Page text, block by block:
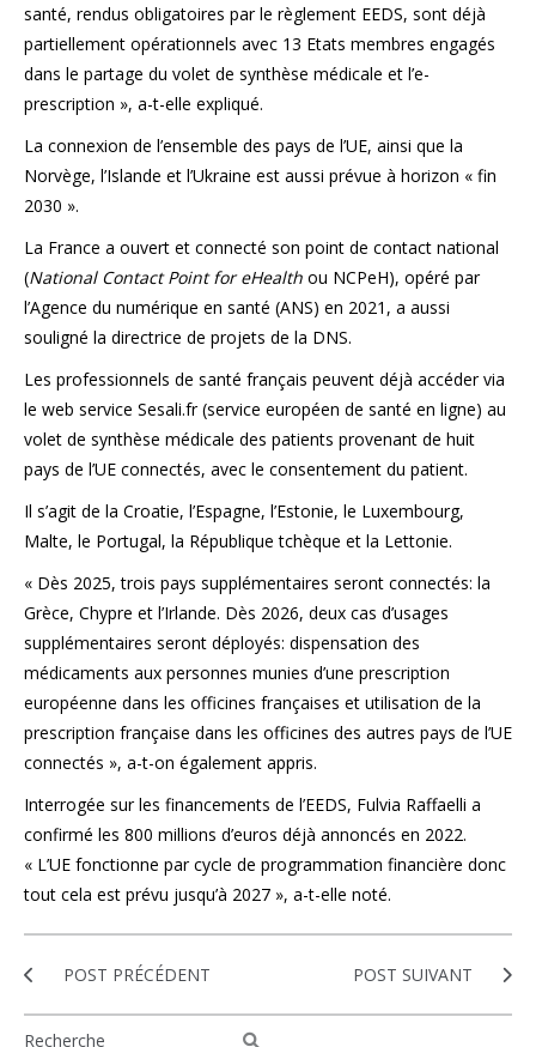
santé, rendus obligatoires par le règlement EEDS, sont déjà
partiellement opérationnels avec 13 Etats membres engagés
dans le partage du volet de synthèse médicale et l’e-
prescription », a-t-elle expliqué.
La connexion de l’ensemble des pays de l’UE, ainsi que la
Norvège, l’Islande et l’Ukraine est aussi prévue à horizon « fin
2030 ».
La France a ouvert et connecté son point de contact national
(National Contact Point for eHealth ou NCPeH), opéré par
l’Agence du numérique en santé (ANS) en 2021, a aussi
souligné la directrice de projets de la DNS.
Les professionnels de santé français peuvent déjà accéder via
le web service Sesali.fr (service européen de santé en ligne) au
volet de synthèse médicale des patients provenant de huit
pays de l’UE connectés, avec le consentement du patient.
Il s’agit de la Croatie, l’Espagne, l’Estonie, le Luxembourg,
Malte, le Portugal, la République tchèque et la Lettonie.
« Dès 2025, trois pays supplémentaires seront connectés: la
Grèce, Chypre et l’Irlande. Dès 2026, deux cas d’usages
supplémentaires seront déployés: dispensation des
médicaments aux personnes munies d’une prescription
européenne dans les officines françaises et utilisation de la
prescription française dans les officines des autres pays de l’UE
connectés », a-t-on également appris.
Interrogée sur les financements de l’EEDS, Fulvia Raffaelli a
confirmé les 800 millions d’euros déjà annoncés en 2022.
« L’UE fonctionne par cycle de programmation financière donc
tout cela est prévu jusqu’à 2027 », a-t-elle noté.
POST PRÉCÉDENT POST SUIVANT